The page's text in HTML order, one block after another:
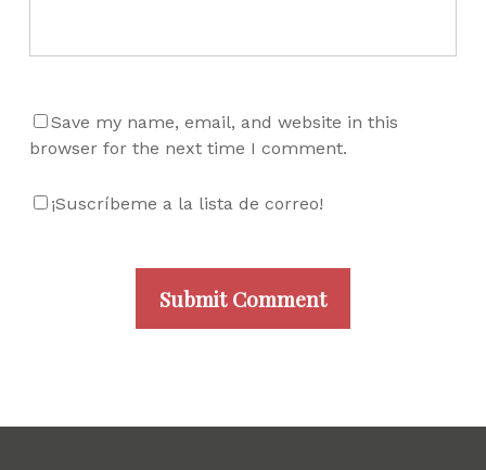
Save my name, email, and website in this
browser for the next time I comment.
¡Suscríbeme a la lista de correo!